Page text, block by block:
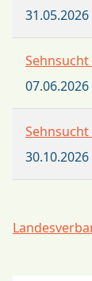
31.05.2026
07.06.2026
30.10.2026